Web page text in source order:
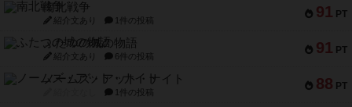
91 PT
南北戦争
紹介文あり 1件の投稿
91 PT
ふたつの城の物語
紹介文あり 6件の投稿
88 PT
ノームズ・アット・ナイト
1件の投稿